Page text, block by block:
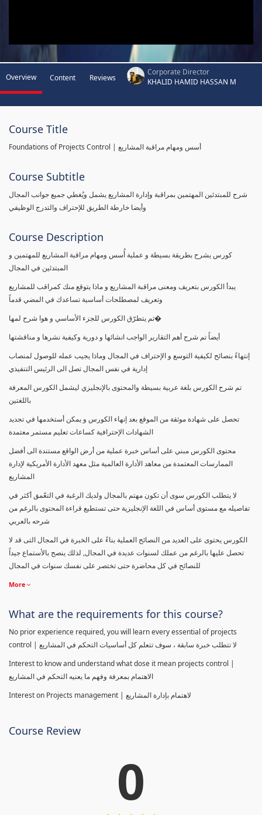
Overview Content Reviews
Corporate Director
KHALID HAMID HASSAN M
Course Title
Foundations of Projects Control | أسس ومهام مراقبة المشاريع
Course Subtitle
شرح للمبتدئين المهتمين بمراقبة وإدارة المشاريع يشمل ويُغطي جميع جوانب المجال
وأيضا خارطة الطريق للإحتراف والتدرج الوظيفي
Course Description
كورس يشرح بطريقة بسيطة و عملية أُسس ومهام مراقبة المشاريع للمهتمين و
المبتدئين في المجال
يبدأ الكورس بتعريف ومعنى مراقبة المشاريع و ماذا يتوقع منك كمراقب للمشاريع
وتعريف لمصطلحات أساسية تساعدك في المضي قدماً
ثم يتطرّق الكورس للجزء الأساسي و هوا شرح لمها�
أيضاً تم شرح أهم التقارير الواجب انشائها و دورية وكيفية نشرها و مناقشتها
إنتهاءً بنصائح لكيفية التوسع و الإحتراف في المجال وماذا يجيب عمله للوصول لمنصاب
إدارية في نفس المجال تصل الى الرئيس التنفيذي
تم شرح الكورس بلغة عربية بسيطة والمحتوى بالإنجليزي ليشمل الكورس المعرفة
باللغتين
تحصل على شهادة موثقة من الموقع بعد إنهاء الكورس و يمكن أستخدمها في تجديد
الشهادات الإحترافية كساعات تعليم مستمر معتمدة
محتوى الكورس مبني على أساس خبرة عملية من أرض الواقع مستندة الى أفضل
الممارسات المعتمدة من معاهد الأدارة العالمية مثل معهد الأدارة الأمريكية لإدارة
المشاريع
لا يتطلب الكورس سوى أن تكون مهتم بالمجال ولديك الرغبة في التعّمق أكثر في
تفاصيله مع مستوى أساس في اللغة الإنجليزية حتى تستطيع قراءة المحتوى بالرغم من
شرحه بالعربي
الكورس يحتوى على العديد من النصائح العملية بناءً على الخبرة في المجال التى قد لا
تحصل عليها بالرغم من عملك لسنوات عديدة في المجال, لذلك ينصح بالأستماع جيداً
للنصائح في كل محاضرة حتى تختصر على نفسك سنوات في المجال
More
What are the requirements for this course?
No prior experience required, you will learn every essential of projects
control | لا تتطلب خبرة سابقة ، سوف تتعلم كل أساسيات التحكم في المشاريع
Interest to know and understand what dose it mean projects control |
الاهتمام بمعرفة وفهم ما يعنيه التحكم في المشاريع
Interest on Projects management | لاهتمام بإدارة المشاريع
Course Review
0